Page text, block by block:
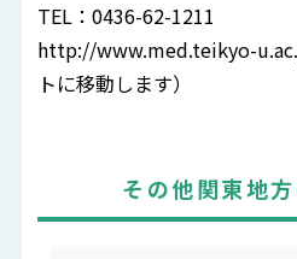
TEL：0436-62-1211
http://www.med.teikyo-
トに移動します）
その他関東地